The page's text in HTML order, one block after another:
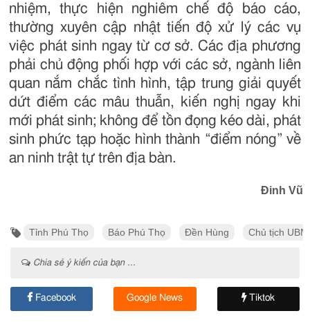
nhiệm, thực hiện nghiêm chế độ báo cáo,
thường xuyên cập nhật tiến độ xử lý các vụ
việc phát sinh ngay từ cơ sở. Các địa phương
phải chủ động phối hợp với các sở, ngành liên
quan nắm chắc tình hình, tập trung giải quyết
dứt điểm các mâu thuẫn, kiến nghị ngay khi
mới phát sinh; không để tồn đọng kéo dài, phát
sinh phức tạp hoặc hình thành “điểm nóng” về
an ninh trật tự trên địa bàn.
Đinh Vũ
Tỉnh Phú Thọ Báo Phú Thọ Đền Hùng Chủ tịch
Chia sẻ ý kiến của bạn ...
Facebook Google News Tiktok